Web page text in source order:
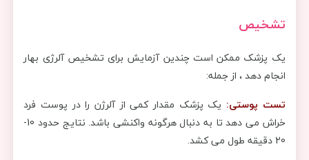
تشخیص
یک پزشک ممکن است چندین آزمایش برای تشخیص آلرژی بهار
انجام دهد ، از جمله:
تست پوستی: یک پزشک مقدار کمی از آلرژن را در پوست فرد
خراش می دهد تا به دنبال هرگونه واکنشی باشد. نتایج حدود 10-
20 دقیقه طول می کشد.